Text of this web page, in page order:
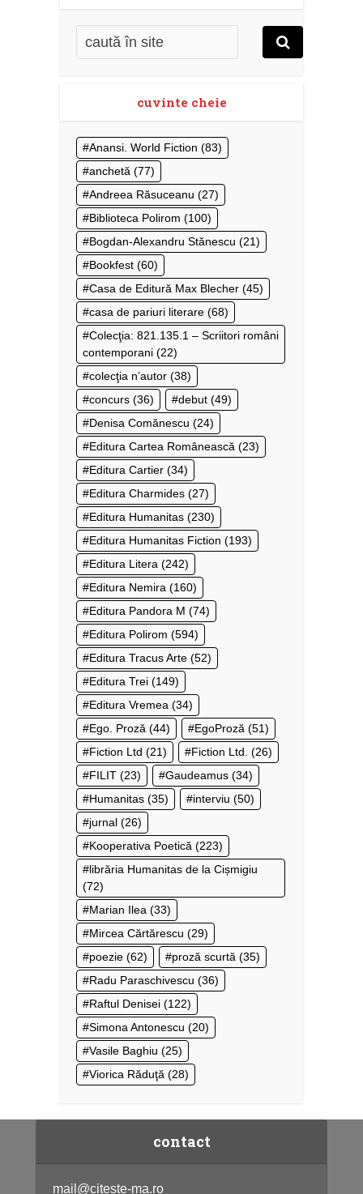
cuvinte cheie
Anansi. World Fiction (83)
anchetă (77)
Andreea Răsuceanu (27)
Biblioteca Polirom (100)
Bogdan-Alexandru Stănescu (21)
Bookfest (60)
Casa de Editură Max Blecher (45)
casa de pariuri literare (68)
Colecţia: 821.135.1 – Scriitori români
contemporani (22)
colecţia n’autor (38)
concurs (36) debut (49)
Denisa Comănescu (24)
Editura Cartea Românească (23)
Editura Cartier (34)
Editura Charmides (27)
Editura Humanitas (230)
Editura Humanitas Fiction (193)
Editura Litera (242)
Editura Nemira (160)
Editura Pandora M (74)
Editura Polirom (594)
Editura Tracus Arte (52)
Editura Trei (149)
Editura Vremea (34)
Ego. Proză (44) EgoProză (51)
Fiction Ltd (21) Fiction Ltd. (26)
FILIT (23) Gaudeamus (34)
Humanitas (35) interviu (50)
jurnal (26)
Kooperativa Poetică (223)
librăria Humanitas de la Cișmigiu
(72)
Marian Ilea (33)
Mircea Cărtărescu (29)
poezie (62) proză scurtă (35)
Radu Paraschivescu (36)
Raftul Denisei (122)
Simona Antonescu (20)
Vasile Baghiu (25)
Viorica Răduţă (28)
contact
mail@citeste-ma.ro